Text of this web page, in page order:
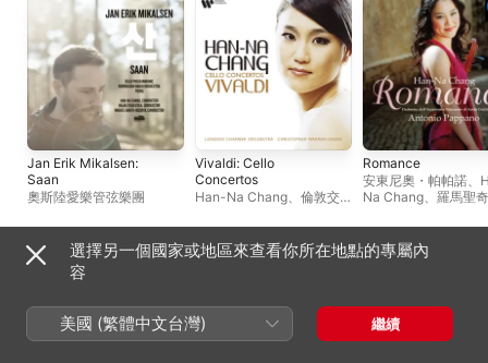
Jan Erik Mikalsen:
Saan
奧斯陸愛樂管弦樂團
Vivaldi: Cello
Concertos
Han-Na Chang、 倫敦交
格林
Romance
安東尼奧・帕帕諾、
Na Chang、 羅馬聖
合輯
選擇另一個國家或地區來查看你所在地點的專屬內
容
美國 (繁體中文台灣) 繼續